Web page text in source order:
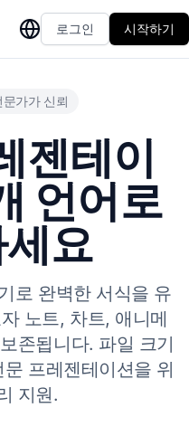
로그인 시작하기
가가 신뢰
젠테이
언어로
요
로 완벽한 서식을 유
노트, 차트, 애니메
존됩니다. 파일 크기
프레젠테이션을 위
지원.